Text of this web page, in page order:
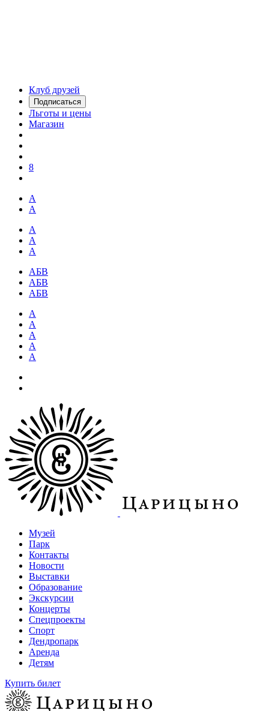
Клуб друзей
Подписаться
Льготы и цены
Магазин
8
А
А
А
А
А
АБВ
АБВ
АБВ
А
А
А
А
А
Музей
Парк
Контакты
Новости
Выставки
Образование
Экскурсии
Концерты
Спецпроекты
Спорт
Дендропарк
Аренда
Детям
Купить билет